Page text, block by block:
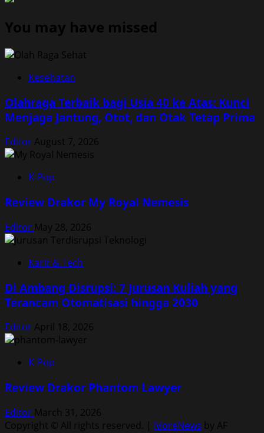
You may have missed
Kesehatan
Olahraga Terbaik bagi Usia 40 ke Atas: Kunci
Menjaga Jantung, Otot, dan Otak Tetap Prima
Editor August 7, 2026
K-Pop
Review Drakor My Royal Nemesis
Editor May 28, 2026
Karir & Tech
Di Ambang Disrupsi: 7 Jurusan Kuliah yang
Terancam Otomatisasi hingga 2030
Editor April 18, 2026
K-Pop
Review Drakor Phantom Lawyer
Editor March 31, 2026
Copyright © All rights reserved. | MoreNews by AF